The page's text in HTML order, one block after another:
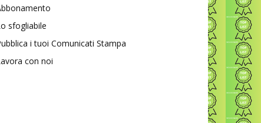
sfogliabile
i tuoi Comunicati Stampa
con noi